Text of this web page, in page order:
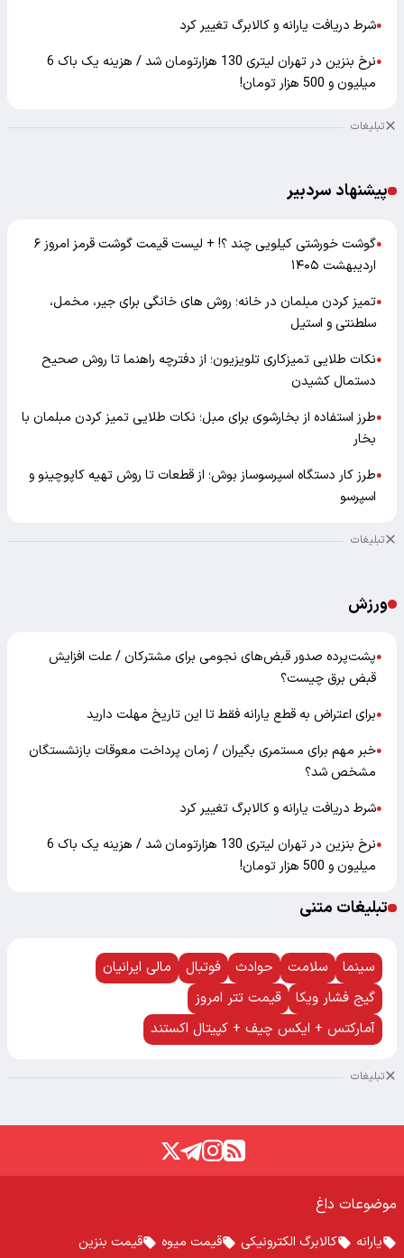
●شرط دریافت یارانه و کالابرگ تغییر کرد
●
نرخ بنزین در تهران لیتری 130 هزارتومان شد / هزینه یک باک 6
میلیون و 500 هزار تومان!
تبلیغات
پیشنهاد سردبیر
●
گوشت خورشتی کیلویی چند ؟! + لیست قیمت گوشت قرمز امروز ۶
اردیبهشت ۱۴۰۵
●تمیز کردن مبلمان در خانه؛ روش های خانگی برای جیر، مخمل،
سلطنتی و استیل
●نکات طلایی تمیزکاری تلویزیون؛ از دفترچه راهنما تا روش صحیح
دستمال کشیدن
●طرز استفاده از بخارشوی برای مبل؛ نکات طلایی تمیز کردن مبلمان با
بخار
●طرز کار دستگاه اسپرسوساز بوش؛ از قطعات تا روش تهیه کاپوچینو و
اسپرسو
تبلیغات
ورزش
●پشت‌پرده صدور قبض‌های نجومی برای مشترکان / علت افزایش
قبض برق چیست؟
●برای اعتراض به قطع یارانه فقط تا این تاریخ مهلت دارید
●خبر مهم برای مستمری بگیران / زمان پرداخت معوقات بازنشستگان
مشخص شد؟
●شرط دریافت یارانه و کالابرگ تغییر کرد
●
نرخ بنزین در تهران لیتری 130 هزارتومان شد / هزینه یک باک 6
میلیون و 500 هزار تومان!
تبلیغات متنی
سینما سلامت حوادث فوتبال
مالی ایرانیان
گیج فشار ویکا
قیمت تتر امروز
آمارکتس + ایکس چیف + کپیتال اکستند
تبلیغات
موضوعات داغ
یارانه کالابرگ الکترونیکی قیمت میوه قیمت بنزین